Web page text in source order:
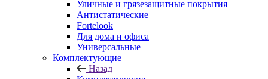
Уличные и грязезащитные покрытия
Антистатические
Fortelook
Для дома и офиса
Универсальные
Комплектующие
Назад